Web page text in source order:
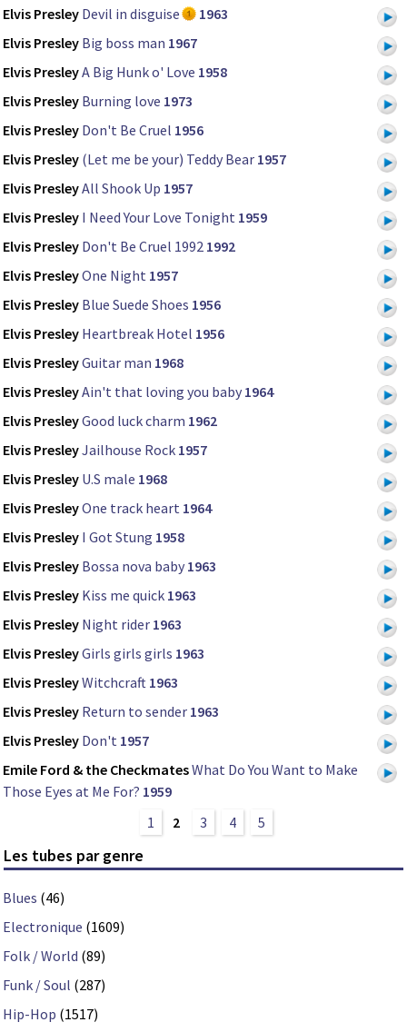
Elvis Presley Devil in disguise
1963
Elvis Presley Big boss man 1967
Elvis PresleyA Big Hunk o' Love 1958
Elvis Presley Burning love 1973
Elvis Presley Don't Be Cruel 1956
Elvis Presley (Let me be your) Teddy Bear 1957
Elvis PresleyAll Shook Up 1957
Elvis Presley I Need Your Love Tonight 1959
Elvis Presley Don't Be Cruel 1992 1992
Elvis PresleyOne Night 1957
Elvis Presley Blue Suede Shoes 1956
Elvis Presley Heartbreak Hotel 1956
Elvis PresleyGuitar man 1968
Elvis PresleyAin't that loving you baby 1964
Elvis PresleyGood luck charm 1962
Elvis PresleyJailhouse Rock 1957
Elvis Presley U.S male 1968
Elvis PresleyOne track heart 1964
Elvis Presley I Got Stung 1958
Elvis Presley Bossa nova baby 1963
Elvis Presley Kiss me quick 1963
Elvis Presley Night rider 1963
Elvis PresleyGirls girls girls 1963
Elvis PresleyWitchcraft 1963
Elvis Presley Return to sender 1963
Elvis Presley Don't 1957
Emile Ford & the CheckmatesWhat Do You Want to Make
Those Eyes at Me For? 1959
1
2 3 4 5
Les tubes par genre
Blues (46)
Electronique (1609)
Folk / World (89)
Funk / Soul (287)
Hip-Hop (1517)